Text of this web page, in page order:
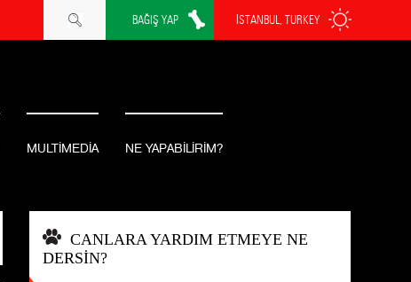
İSTANBUL, TURKEY
BAĞIŞ YAP
MULTİMEDİA NE YAPABİLİRİM?
CANLARA YARDIM ETMEYE NE
DERSİN?